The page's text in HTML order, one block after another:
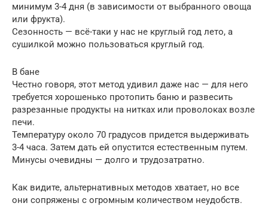
минимум 3-4 дня (в зависимости от выбранного овоща
или фрукта).
Сезонность — всё-таки у нас не круглый год лето, а
сушилкой можно пользоваться круглый год.
В бане
Честно говоря, этот метод удивил даже нас — для него
требуется хорошенько протопить баню и развесить
разрезанные продукты на нитках или проволоках возле
печи.
Температуру около 70 градусов придется выдерживать
3-4 часа. Затем дать ей опустится естественным путем.
Минусы очевидны — долго и трудозатратно.
Как видите, альтернативных методов хватает, но все
они сопряжены с огромным количеством неудобств.